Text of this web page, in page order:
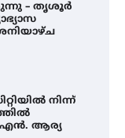
– തൃശൂർ
നിന്ന്
എൻ. ആര്യ